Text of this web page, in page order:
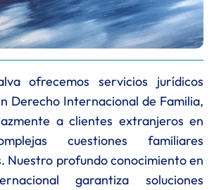
ofrecemos servicios jurídicos
Derecho Internacional de Familia,
a clientes extranjeros en
cuestiones familiares
Nuestro profundo conocimiento en
garantiza soluciones